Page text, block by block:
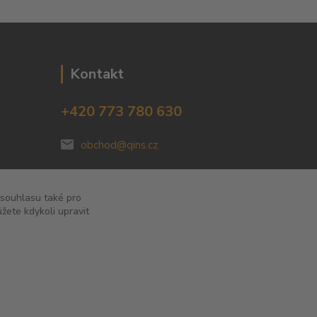
Kontakt
+420 773 780 630
obchod@qins.cz
také pro
kdykoli upravit